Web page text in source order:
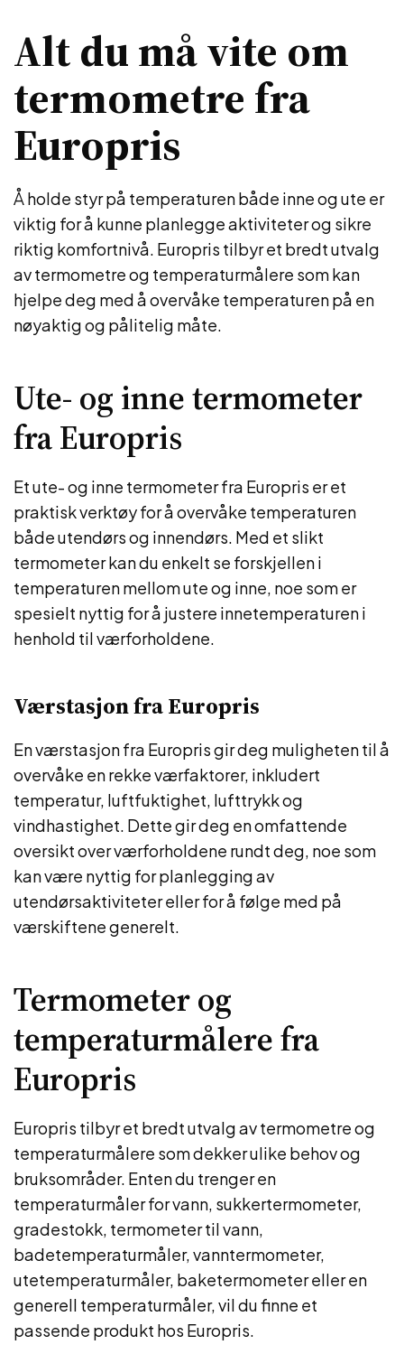
Alt du må vite om
termometre fra
Europris
Å holde styr på temperaturen både inne og ute er
viktig for å kunne planlegge aktiviteter og sikre
riktig komfortnivå. Europris tilbyr et bredt utvalg
av termometre og temperaturmålere som kan
hjelpe deg med å overvåke temperaturen på en
nøyaktig og pålitelig måte.
Ute- og inne termometer
fra Europris
Et ute- og inne termometer fra Europris er et
praktisk verktøy for å overvåke temperaturen
både utendørs og innendørs. Med et slikt
termometer kan du enkelt se forskjellen i
temperaturen mellom ute og inne, noe som er
spesielt nyttig for å justere innetemperaturen i
henhold til værforholdene.
Værstasjon fra Europris
En værstasjon fra Europris gir deg muligheten til å
overvåke en rekke værfaktorer, inkludert
temperatur, luftfuktighet, lufttrykk og
vindhastighet. Dette gir deg en omfattende
oversikt over værforholdene rundt deg, noe som
kan være nyttig for planlegging av
utendørsaktiviteter eller for å følge med på
værskiftene generelt.
Termometer og
temperaturmålere fra
Europris
Europris tilbyr et bredt utvalg av termometre og
temperaturmålere som dekker ulike behov og
bruksområder. Enten du trenger en
temperaturmåler for vann, sukkertermometer,
gradestokk, termometer til vann,
badetemperaturmåler, vanntermometer,
utetemperaturmåler, baketermometer eller en
generell temperaturmåler, vil du finne et
passende produkt hos Europris.